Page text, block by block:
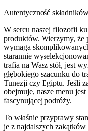
Autentyczność
W sercu naszej filozofii
produktów. Wierzymy, że
wymaga
starannie
trafia na Wasz stół, jest
głębokiego szacunku do
Tunezji czy Egiptu. Jeśli
obejmuje, nasze menu
fascynującej podróży.
To właśnie przyprawy
je z najdalszych zakątków